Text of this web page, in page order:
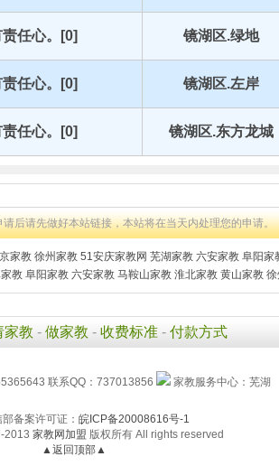
任心。[0] 镜湖区.绿地
任心。[0] 镜湖区.左岸
任心。[0] 镜湖区.东方龙城
后请先做好本站链接，本站将在当天内处理您的申请。
家教 徐州家教 51安庆家教网 芜湖家教 六安家教 阜阳家
教 阜阳家教 六安家教 马鞍山家教 淮北家教 黄山家教
家教 - 做家教 - 收费标准 - 付款方式
联系QQ：737013856 家教服务中心：芜湖
备案许可证： 皖ICP备20008616号-1
2013 家教网加盟 版权所有 All rights reserved
▲返回顶部▲